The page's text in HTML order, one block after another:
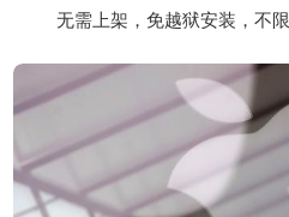
无需上架，免越狱安装，不